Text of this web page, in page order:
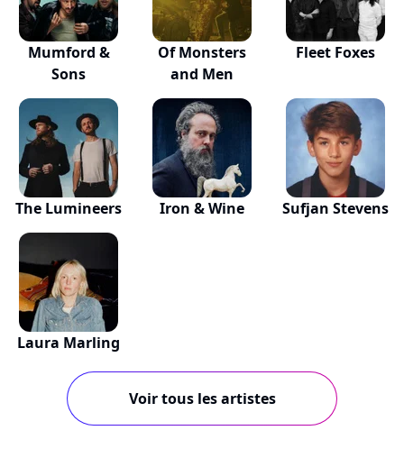
Mumford &
Sons
Of Monsters
and Men
Fleet Foxes
The Lumineers Iron & Wine Sufjan Stevens
Laura Marling
Voir tous les artistes